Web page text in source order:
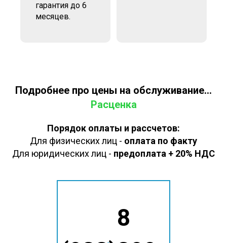
гарантия до 6
месяцев.
Подробнее про цены на обслуживание...
Расценка
Порядок оплаты и рассчетов:
Для физических лиц - оплата по факту
Для юридических лиц - предоплата + 20% НДС
8